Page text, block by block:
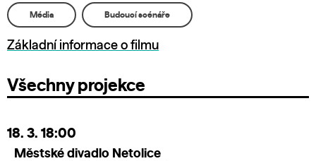
Média Budoucí scénáře
Základní informace o filmu
Všechny projekce
18. 3. 18:00
Městské divadlo Netolice